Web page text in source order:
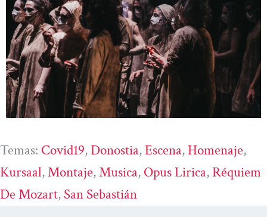
Temas: Covid19, Donostia, Escena, Homenaje
Kursaal, Montaje, Musica, Opus Lirica, Réquiem
De Mozart, San Sebastián